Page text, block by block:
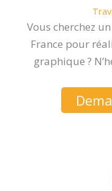
Vous cherchez un
France pour
graphique ?